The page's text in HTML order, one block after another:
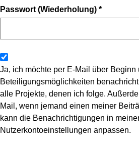
Passwort (Wiederholung) *
Ja, ich möchte per E-Mail über Beginn
Beteiligungsmöglichkeiten
alle Projekte, denen ich folge.
Mail, wenn jemand einen meiner
kann die Benachrichtigungen in
Nutzerkontoeinstellungen anpassen.